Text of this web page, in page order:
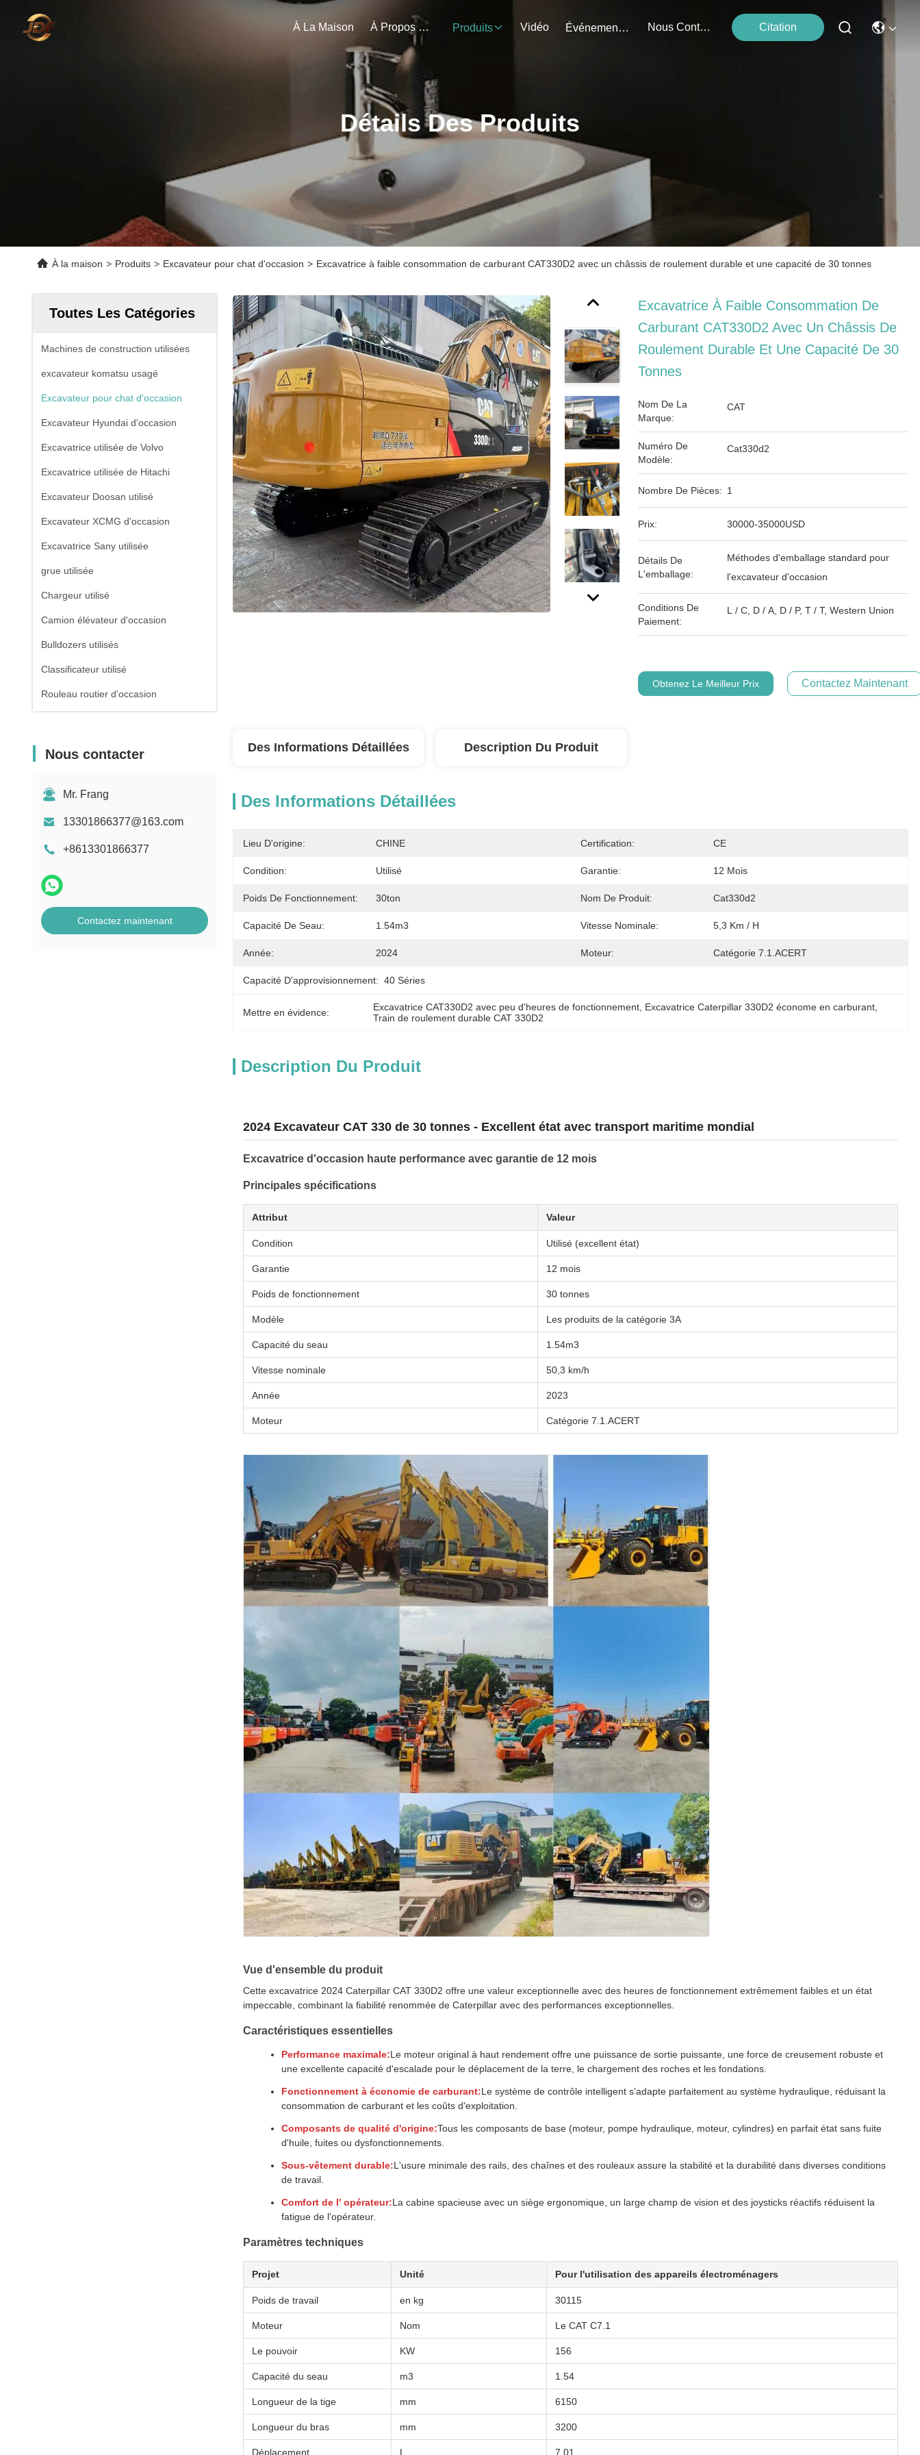
À La Maison À Propos De Nous Produits Vidéo Événements Nous Contacter Citation
Détails Des Produits
À la maison > Produits > Excavateur pour chat d'occasion > Excavatrice à faible consommation de carburant CAT330D2 avec un châssis de roulement durable et une capacité de 30 tonnes
Toutes Les Catégories
Machines de construction utilisées
excavateur komatsu usagé
Excavateur pour chat d'occasion
Excavateur Hyundai d'occasion
Excavatrice utilisée de Volvo
Excavatrice utilisée de Hitachi
Excavateur Doosan utilisé
Excavateur XCMG d'occasion
Excavatrice Sany utilisée
grue utilisée
Chargeur utilisé
Camion élévateur d'occasion
Bulldozers utilisés
Classificateur utilisé
Rouleau routier d'occasion
Nous contacter
Mr. Frang
13301866377@163.com
+8613301866377
Contactez maintenant
Excavatrice À Faible Consommation De
Carburant CAT330D2 Avec Un Châssis De
Roulement Durable Et Une Capacité De 30
Tonnes
Nom De La
Marque:
CAT
Numéro De
Modèle:
Cat330d2
Nombre De Pièces: 1
Prix: 30000-35000USD
Détails De
L'emballage:
Méthodes d'emballage standard pour
l'excavateur d'occasion
Conditions De
Paiement:
L / C, D / A, D / P, T / T, Western Union
Obtenez Le Meilleur Prix Contactez Maintenant
Des Informations Détaillées Description Du Produit
Des Informations Détaillées
Lieu D'origine: CHINE Certification: CE
Condition: Utilisé Garantie: 12 Mois
Poids De Fonctionnement: 30ton Nom De Produit: Cat330d2
Capacité De Seau: 1.54m3 Vitesse Nominale: 5,3 Km / H
Année: 2024 Moteur: Catégorie 7.1.ACERT
Capacité D'approvisionnement: 40 Séries
Mettre en évidence: Excavatrice CAT330D2 avec peu d'heures de fonctionnement, Excavatrice Caterpillar 330D2 économe en carburant,
Train de roulement durable CAT 330D2
Description Du Produit
2024 Excavateur CAT 330 de 30 tonnes - Excellent état avec transport maritime mondial
Excavatrice d'occasion haute performance avec garantie de 12 mois
Principales spécifications
Attribut Valeur
Condition Utilisé (excellent état)
Garantie 12 mois
Poids de fonctionnement 30 tonnes
Modèle Les produits de la catégorie 3A
Capacité du seau 1.54m3
Vitesse nominale 50,3 km/h
Année 2023
Moteur Catégorie 7.1.ACERT
Vue d'ensemble du produit
Cette excavatrice 2024 Caterpillar CAT 330D2 offre une valeur exceptionnelle avec des heures de fonctionnement extrêmement faibles et un état
impeccable, combinant la fiabilité renommée de Caterpillar avec des performances exceptionnelles.
Caractéristiques essentielles
Performance maximale:Le moteur original à haut rendement offre une puissance de sortie puissante, une force de creusement robuste et
une excellente capacité d'escalade pour le déplacement de la terre, le chargement des roches et les fondations.
Fonctionnement à économie de carburant:Le système de contrôle intelligent s'adapte parfaitement au système hydraulique, réduisant la
consommation de carburant et les coûts d'exploitation.
Composants de qualité d'origine:Tous les composants de base (moteur, pompe hydraulique, moteur, cylindres) en parfait état sans fuite
d'huile, fuites ou dysfonctionnements.
Sous-vêtement durable:L'usure minimale des rails, des chaînes et des rouleaux assure la stabilité et la durabilité dans diverses conditions
de travail.
Comfort de l' opérateur:La cabine spacieuse avec un siège ergonomique, un large champ de vision et des joysticks réactifs réduisent la
fatigue de l'opérateur.
Paramètres techniques
Projet Unité Pour l'utilisation des appareils électroménagers
Poids de travail en kg 30115
Moteur Nom Le CAT C7.1
Le pouvoir KW 156
Capacité du seau m3 1.54
Longueur de la tige mm 6150
Longueur du bras mm 3200
Déplacement L 7.01